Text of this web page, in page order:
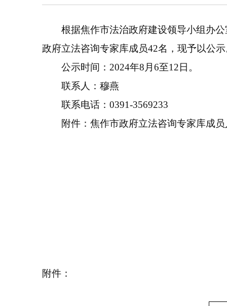
根据焦作市法治政府建设领导小组办公
政府立法咨询专家库成员42名，现予以公
公示时间：2024年8月6至12日。
联系人：穆燕
联系电话：0391-3569233
附件：焦作市政府立法咨询专家库成员
附件：